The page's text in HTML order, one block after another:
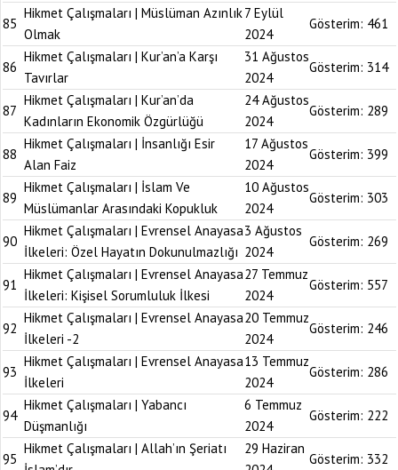
85
Hikmet Çalışmaları | Müslüman Azınlık
Olmak
7 Eylül
2024
Gösterim: 461
86
Hikmet Çalışmaları | Kur’an’a Karşı
Tavırlar
31 Ağustos
2024
Gösterim: 314
87
Hikmet Çalışmaları | Kur’an’da
Kadınların Ekonomik Özgürlüğü
24 Ağustos
2024
Gösterim: 289
88
Hikmet Çalışmaları | İnsanlığı Esir
Alan Faiz
17 Ağustos
2024
Gösterim: 399
89
Hikmet Çalışmaları | İslam Ve
Müslümanlar Arasındaki Kopukluk
10 Ağustos
2024
Gösterim: 303
90
Hikmet Çalışmaları | Evrensel Anayasa
İlkeleri: Özel Hayatın Dokunulmazlığı
3 Ağustos
2024
Gösterim: 269
91
Hikmet Çalışmaları | Evrensel Anayasa
İlkeleri: Kişisel Sorumluluk İlkesi
27 Temmuz
2024
Gösterim: 557
92
Hikmet Çalışmaları | Evrensel Anayasa
İlkeleri -2
20 Temmuz
2024
Gösterim: 246
93
Hikmet Çalışmaları | Evrensel Anayasa
İlkeleri
13 Temmuz
2024
Gösterim: 286
94
Hikmet Çalışmaları | Yabancı
Düşmanlığı
6 Temmuz
2024
Gösterim: 222
95
Hikmet Çalışmaları | Allah’ın Şeriatı
29 Haziran
Gösterim: 332